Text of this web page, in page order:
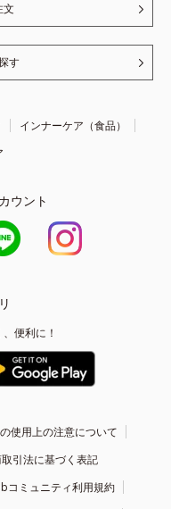
文
す
インナーケア（食品）
ウント
便利に！
使用上の注意について
引法に基づく表記
コミュニティ利用規約